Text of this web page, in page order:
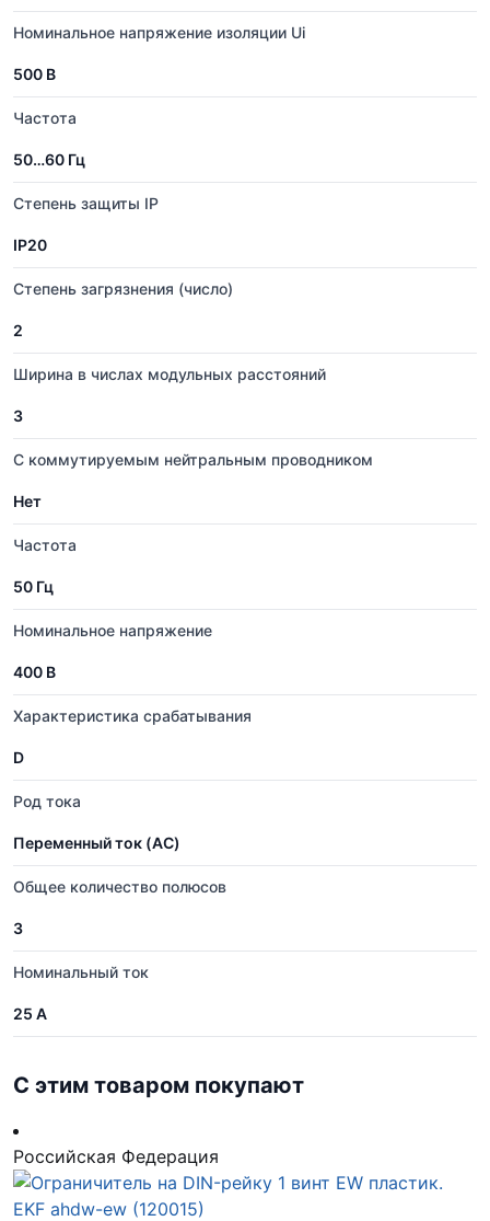
Номинальное напряжение изоляции Ui
500 В
Частота
50…60 Гц
Степень защиты IP
IP20
Степень загрязнения (число)
2
Ширина в числах модульных расстояний
3
С коммутируемым нейтральным проводником
Нет
Частота
50 Гц
Номинальное напряжение
400 В
Характеристика срабатывания
D
Род тока
Переменный ток (AC)
Общее количество полюсов
3
Номинальный ток
25 А
С этим товаром покупают
Российская Федерация